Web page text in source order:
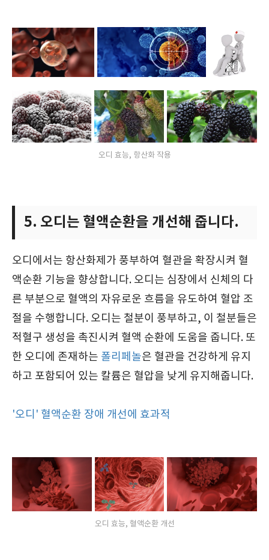
오디 효능, 항산화 작용
5. 오디는 혈액순환을 개선해 줍니다.
오디에서는 항산화제가 풍부하여 혈관을 확장시켜 혈
액순환 기능을 향상합니다. 오디는 심장에서 신체의 다
른 부분으로 혈액의 자유로운 흐름을 유도하여 혈압 조
절을 수행합니다. 오디는 철분이 풍부하고, 이 철분들은
적혈구 생성을 촉진시켜 혈액 순환에 도움을 줍니다. 또
한 오디에 존재하는 폴리페놀은 혈관을 건강하게 유지
하고 포함되어 있는 칼륨은 혈압을 낮게 유지해줍니다.
'오디' 혈액순환 장애 개선에 효과적
오디 효능, 혈액순환 개선